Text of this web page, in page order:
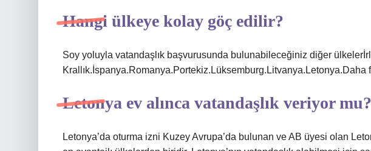
Hangi ülkeye kolay göç edilir?
Soy yoluyla vatandaşlık başvurusunda bulunabileceğiniz diğer
Letonya ev alınca vatandaşlık veriyor mu?
Letonya’da oturma izni Kuzey Avrupa’da bulunan ve AB üyesi olan